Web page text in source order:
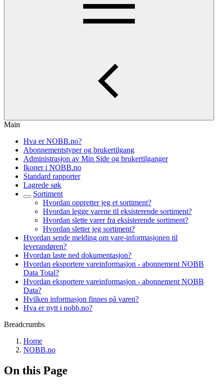
Main
Hva er NOBB.no?
Abonnementstyper og brukertilgang
Administrasjon av Min Side og brukertilganger
Ikoner i NOBB.no
Standard rapporter
Lagrede søk
Sortiment
Hvordan oppretter jeg et sortiment?
Hvordan legge varene til eksisterende sortiment?
Hvordan slette varer fra eksisterende sortiment?
Hvordan sletter jeg sortiment?
Hvordan sende melding om vare-informasjonen til
leverandøren?
Hvordan laste ned dokumentasjon?
Hvordan eksportere vareinformasjon - abonnement NOBB
Data Total?
Hvordan eksportere vareinformasjon - abonnement NOBB
Data?
Hvilken informasjon finnes på varen?
Hva er nytt i nobb.no?
Breadcrumbs
Home
NOBB.no
On this Page